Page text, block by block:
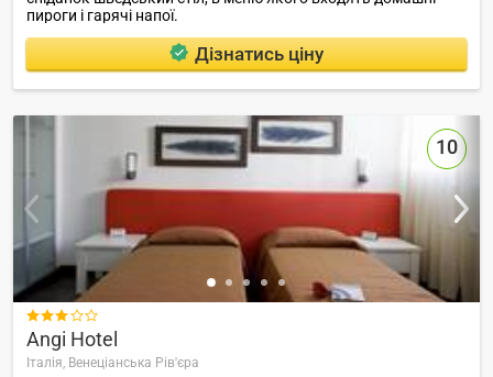
пироги і гарячі напої.
Дізнатись ціну
10

Angi Hotel
Італія, Венеціанська Рів'єра